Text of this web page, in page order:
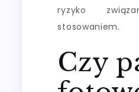
ryzyko
stosowaniem.
Czy